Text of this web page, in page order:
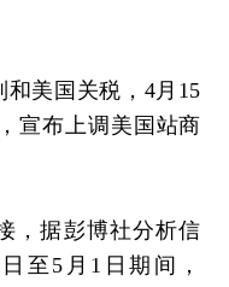
和美国关税， 4月15
宣布上调美国站商
，据彭博社分析信
至5月1日期间，